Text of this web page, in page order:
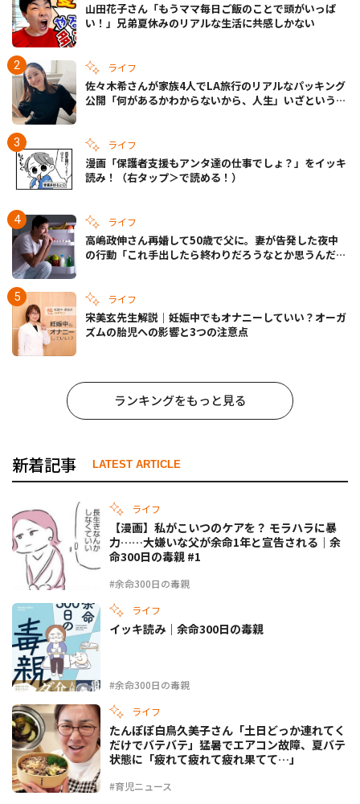
山田花子さん「もうママ毎日ご飯のことで頭がいっぱ
い！」兄弟夏休みのリアルな生活に共感しかない
ライフ
佐々木希さんが家族4人でLA旅行のリアルなパッキング
公開「何があるかわからないから、人生」いざというと
ライフ
漫画「保護者支援もアンタ達の仕事でしょ？」をイッキ
読み！（右タップ＞で読める！）
ライフ
高嶋政伸さん再婚して50歳で父に。妻が告発した夜中
の行動「これ手出したら終わりだろうなとか思うんだけ
ライフ
宋美玄先生解説｜妊娠中でもオナニーしていい？オーガ
ズムの胎児への影響と3つの注意点
ランキングをもっと見る
新着記事 LATEST ARTICLE
ライフ
#余命300日の毒親
【漫画】私がこいつのケアを？ モラハラに暴
力……大嫌いな父が余命1年と宣告される｜余
命300日の毒親 #1
ライフ
#余命300日の毒親
イッキ読み｜余命300日の毒親
ライフ
#育児ニュース
たんぽぽ白鳥久美子さん「土日どっか連れてく
だけでバテバテ」猛暑でエアコン故障、夏バテ
状態に「疲れて疲れて疲れ果てて…」